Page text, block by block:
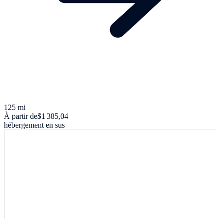
125 mi
À partir de$1 385,04
hébergement en sus